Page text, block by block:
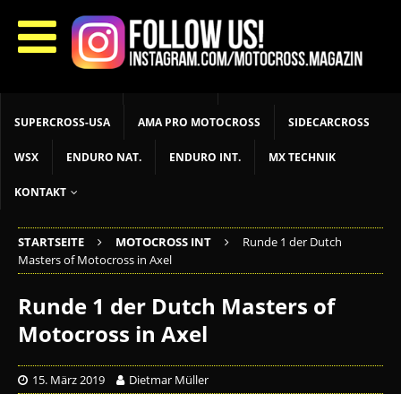
START LIVETIMING MX NEWS MX YOUTH
MX WOMEN MXGP ADAC MX MASTERS MOTOCROSS INT
SUPERCROSS-USA AMA PRO MOTOCROSS SIDECARCROSS
WSX ENDURO NAT. ENDURO INT. MX TECHNIK
KONTAKT
STARTSEITE MOTOCROSS INT
Runde 1 der Dutch
Masters of Motocross in Axel
Runde 1 der Dutch Masters of
Motocross in Axel
15. März 2019 Dietmar Müller